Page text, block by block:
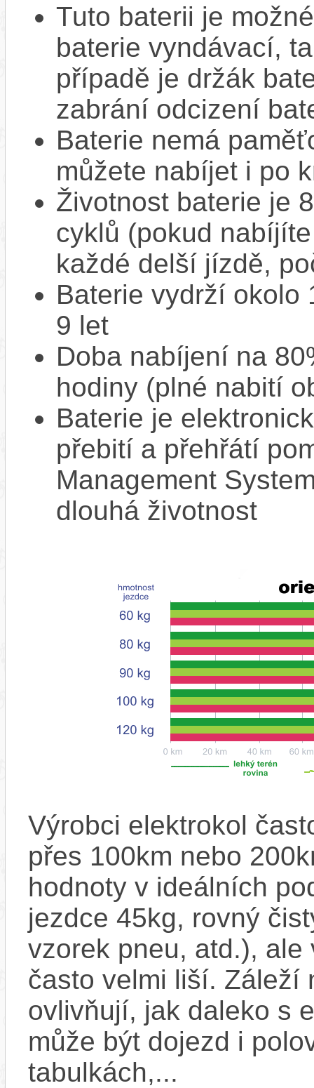
Tuto baterii je
baterie vyndávací,
případě je držák
zabrání odcizení
Baterie nemá
můžete nabíjet i po
Životnost baterie je
cyklů (pokud
každé delší jízdě,
Baterie vydrží okolo
9 let
Doba nabíjení na
hodiny (plné nabití
Baterie je
přebití a přehřátí
Management
dlouhá životnost
Výrobci elektrokol
přes 100km nebo
hodnoty v ideálních
jezdce 45kg, rovný
vzorek pneu, atd.),
často velmi liší. Záleží
ovlivňují, jak daleko s
může být dojezd i
tabulkách,...